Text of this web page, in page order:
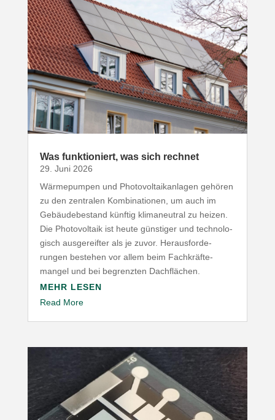
Was funk­tio­niert, was sich rechnet
29. Juni 2026
Wärme­pumpen und Photo­vol­ta­ik­an­lagen gehören
zu den zentralen Kombi­na­tionen, um auch im
Gebäu­de­be­stand künftig klima­neutral zu heizen.
Die Photo­voltaik ist heute günstiger und tech­no­lo­
gisch ausge­reifter als je zuvor. Heraus­for­de­
rungen bestehen vor allem beim Fach­kräf­te­
mangel und bei begrenzten Dachflächen.
MEHR LESEN
Read More